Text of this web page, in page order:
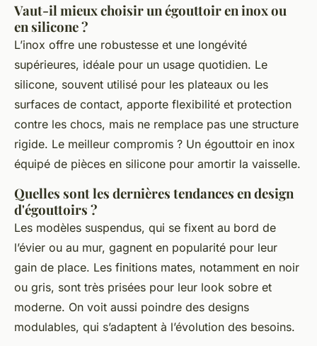
Vaut-il mieux choisir un égouttoir en inox ou
en silicone ?
L’inox offre une robustesse et une longévité
supérieures, idéale pour un usage quotidien. Le
silicone, souvent utilisé pour les plateaux ou les
surfaces de contact, apporte flexibilité et protection
contre les chocs, mais ne remplace pas une structure
rigide. Le meilleur compromis ? Un égouttoir en inox
équipé de pièces en silicone pour amortir la vaisselle.
Quelles sont les dernières tendances en design
d'égouttoirs ?
Les modèles suspendus, qui se fixent au bord de
l’évier ou au mur, gagnent en popularité pour leur
gain de place. Les finitions mates, notamment en noir
ou gris, sont très prisées pour leur look sobre et
moderne. On voit aussi poindre des designs
modulables, qui s’adaptent à l’évolution des besoins.